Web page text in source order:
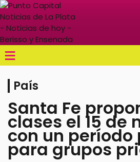
≡
País
Santa Fe
clases el 15 de
con un período
para grupos